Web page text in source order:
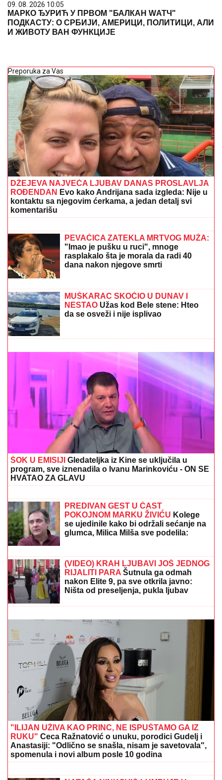
09. 08. 2026 10:05
МАРКО ЂУРИЋ У ПРВОМ "БАЛКАН WАТЧ"
ПОДКАСТУ: О СРБИЈИ, АМЕРИЦИ, ПОЛИТИЦИ, АЛИ
И ЖИВОТУ ВАН ФУНКЦИЈЕ
Preporuka za Vas
DŽEJEVA NAJVEĆA LJUBAV DANAS PROSLAVLJA
ROĐENDAN Evo kako Andrijana sada izgleda: Nije u
kontaktu sa njegovim ćerkama, a jedan detalj svi
komentarišu
Čolina mlađa ćerka slavila rođendan u
Kanu! Svi pričaju o provokativnom
natpisu na torti koja joj je stigla u
restoranu
rasplakalo šta je morala da radi 40
dana nakon njegove smrti
RHMZ IZDAO HITNO
UPOZORENjE ZA BEOGRAD:
Temperatura i do 37 stepeni
MUŠKARAC SKOČIO U DUNAV I
NESTAOUžas kod Bele stene: Hteo
da se osveži i nije isplivao
IZVUČENO TELO IZ DUNAVA KOD
BELE STENEPolicija na licu mesta,
sumnja se da je u pitanju muškarac
koji je iskočio iz čamca
ŠOK U EMISIJI
Gledateljka iz Kine se uključila u
program, sve iznenadila o Ivanu Marinkoviću - ON SE
HVATAO ZA GLAVU
(FOTO) KAJU OSTOJIĆ MUŽ
TETOVIRAOPevačica van sebe od
uzbuđenja: Oglasila se i pokazala
ogroman portret na Miloševom telu
PREDIVAN GEST U ČAST
POKOJNOM MARKU ŽIVIĆUKolege
se ujedinile kako bi održali sećanje na
glumca, Milica Milša sve podelila: